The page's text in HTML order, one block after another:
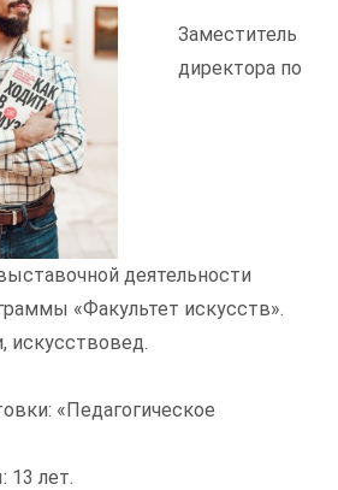
Заместитель
директора по
деятельности
«Факультет искусств».
искусствовед.
«Педагогическое
13 лет.